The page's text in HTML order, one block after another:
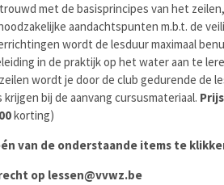
met de basisprincipes van het
aandachtspunten m.b.t. de
wordt de lesduur maximaal
in de praktijk op het water aan te
wordt je door de club gedurende de
bij de aanvang cursusmateriaal. Prijs
korting)
van de onderstaande items te
op lessen@vvwz.be